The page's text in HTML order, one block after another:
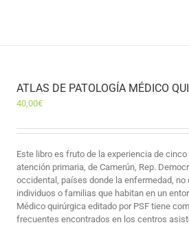
ATLAS DE PATOLOGÍA MÉDICO
40,00€
Este libro es fruto de la experiencia de
atención primaria, de Camerún, Rep.
occidental, países donde la enfermedad,
individuos o familias que habitan en un
Médico quirúrgica editado por PSF tiene
frecuentes encontrados en los centros